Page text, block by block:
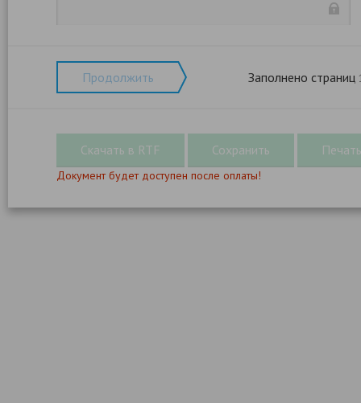
Продолжить Заполнено страниц
Документ будет доступен после оплаты!